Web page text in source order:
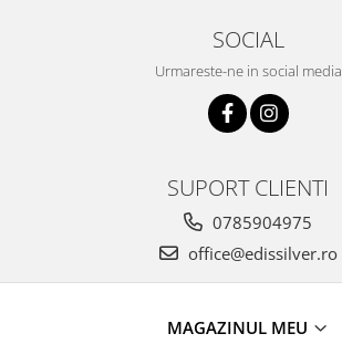
SOCIAL
Urmareste-ne in social media
SUPORT CLIENTI
0785904975
office@edissilver.ro
MAGAZINUL MEU